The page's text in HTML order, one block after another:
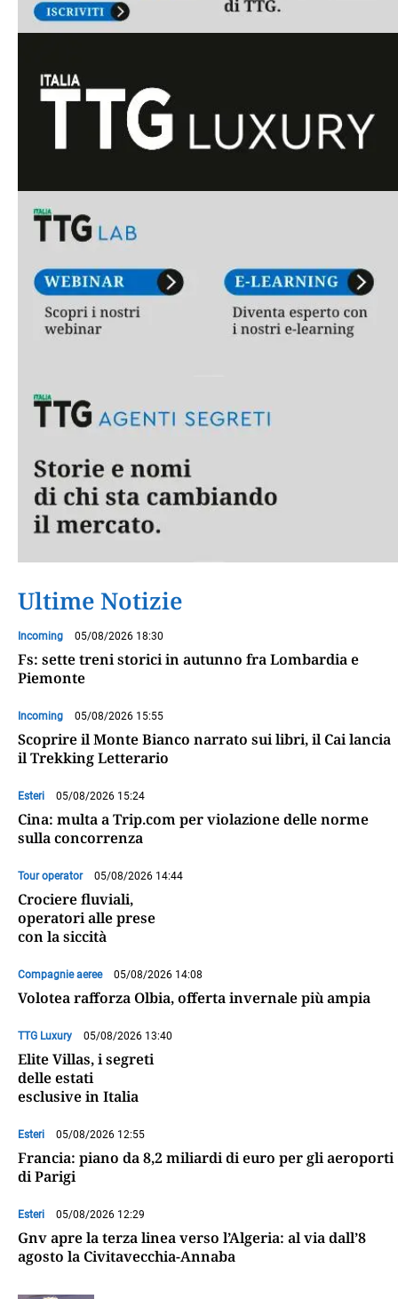
Ultime Notizie
Incoming 05/08/2026 18:30
Fs: sette treni storici in autunno fra Lombardia e
Piemonte
Incoming 05/08/2026 15:55
Scoprire il Monte Bianco narrato sui libri, il Cai lancia
il Trekking Letterario
Esteri 05/08/2026 15:24
Cina: multa a Trip.com per violazione delle norme
sulla concorrenza
Tour operator 05/08/2026 14:44
Crociere fluviali,
operatori alle prese
con la siccità
Compagnie aeree 05/08/2026 14:08
Volotea rafforza Olbia, offerta invernale più ampia
TTG Luxury 05/08/2026 13:40
Elite Villas, i segreti
delle estati
esclusive in Italia
Esteri 05/08/2026 12:55
Francia: piano da 8,2 miliardi di euro per gli aeroporti
di Parigi
Esteri 05/08/2026 12:29
Gnv apre la terza linea verso l’Algeria: al via dall’8
agosto la Civitavecchia-Annaba